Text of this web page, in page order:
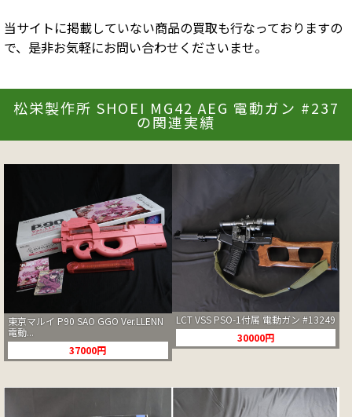
当サイトに掲載していない商品の買取も行なっておりますの
で、是非お気軽にお問い合わせくださいませ。
松栄製作所 SHOEI MG42 AEG 電動ガン #237
の関連実績
東京マルイ P90 SAO GGO Ver.LLENN
電動...
37000円
LCT VSS PSO-1付属 電動ガン #13249
30000円